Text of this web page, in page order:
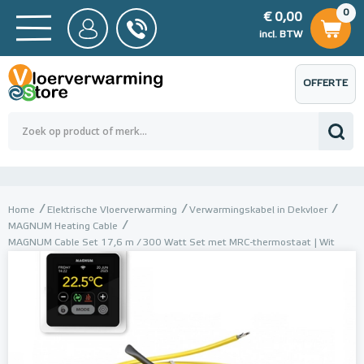
BTW
0,00
0
€ 0,00
incl. BTW
€ 0,00
OFFERTE
AANVRAGEN
Home Elektrische Vloerverwarming
Verwarmingskabel in Dekvloer
MAGNUM Heating Cable
MAGNUM Cable Set 17,6 m / 300 Watt Set met MRC-thermostaat | Wit